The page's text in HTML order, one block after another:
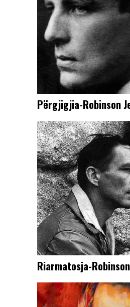
Përgjigjia-Robinson
Riarmatosja-